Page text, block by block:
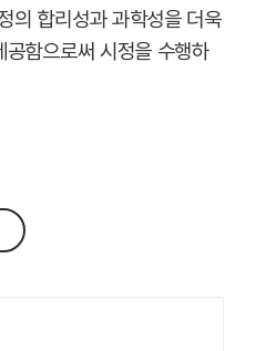
의 합리성과 과학성을 더욱
공함으로써 시정을 수행하